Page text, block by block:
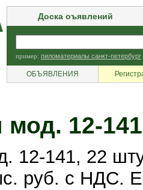
Доска оъявлений
пример: пиломатериалы санкт-петербург
ОБЪЯВЛЕНИЯ
мод. 12-141
12-141, 22
руб. с НДС.